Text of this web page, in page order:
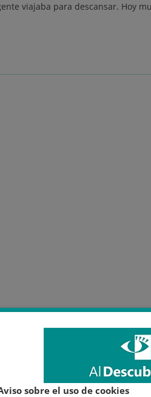
viajaba para descansar. Hoy
sobre el uso de cookies